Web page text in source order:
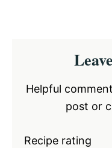
Interactions
Helpful
post or
Recipe rating